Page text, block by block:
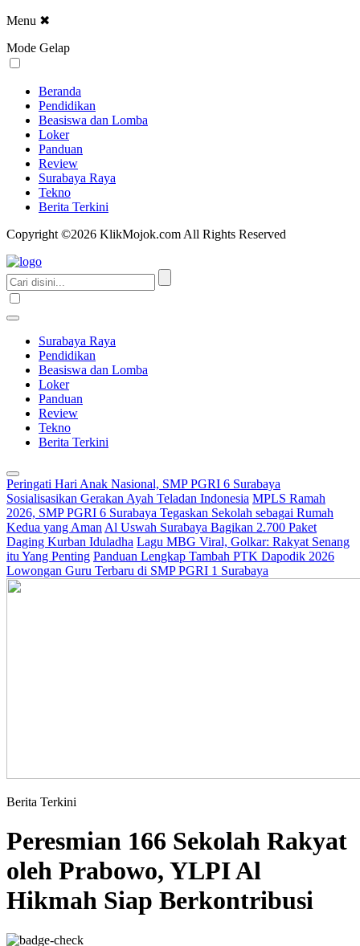
Menu ✖
Mode Gelap
Beranda
Pendidikan
Beasiswa dan Lomba
Loker
Panduan
Review
Surabaya Raya
Tekno
Berita Terkini
Copyright ©2026 KlikMojok.com All Rights Reserved
Surabaya Raya
Pendidikan
Beasiswa dan Lomba
Loker
Panduan
Review
Tekno
Berita Terkini
Peringati Hari Anak Nasional, SMP PGRI 6 Surabaya
Sosialisasikan Gerakan Ayah Teladan Indonesia MPLS Ramah
2026, SMP PGRI 6 Surabaya Tegaskan Sekolah sebagai Rumah
Kedua yang Aman Al Uswah Surabaya Bagikan 2.700 Paket
Daging Kurban Iduladha Lagu MBG Viral, Golkar: Rakyat Senang
itu Yang Penting Panduan Lengkap Tambah PTK Dapodik 2026
Lowongan Guru Terbaru di SMP PGRI 1 Surabaya
Berita Terkini
Peresmian 166 Sekolah Rakyat
oleh Prabowo, YLPI Al
Hikmah Siap Berkontribusi